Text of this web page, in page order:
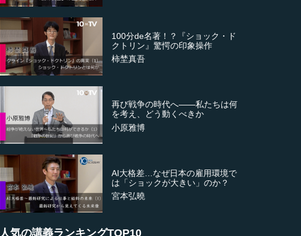
100分de名著！？『ショック・ド
クトリン』驚愕の印象操作
柿埜真吾
再び戦争の時代へ――私たちは何
を考え、どう動くべきか
小原雅博
AI大格差…なぜ日本の雇用環境で
は「ショックが大きい」のか？
宮本弘曉
人気の講義ランキングTOP10